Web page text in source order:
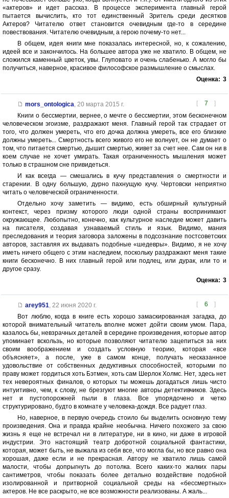
«актеров» и идет рассказ. В процессе эксперимента главный герой
пытается вычислить, кто тот единственный Зритель среди десятков
Актеров? Читателю ответ становится очевидным где-то в середине
повествования. Читателю очевидным, а герою почему-то нет...
В общем, идея книги мне показалась интересной, но, к сожалению,
идеей все и закончилось. На большее автора уже не хватило. В общем, не
сложился каменный цветок, увы. Глуповато и очень слабенько. А могло бы
получиться, наверное, красивое философское размышление о смыслах.
Оценка: 3
[ 7 ]
mors_ontologica 20 марта 2015 г.
Книги о бессмертии, вернее, о мечте о бессмертии, этом бесконечном
человеческом эгоизме, раздражают меня. Главный герой так страдает от
того, что должен умереть, что его дочка должна умереть, все его близкие
должны умереть... Смертность всего живого его не волнует, он не думает о
том, что питается смертью, дышит смертью, живет за счет нее. Сам он ни в
коем случае не хочет умирать. Такая ограниченность мышления может
только в страшном сне привидеться.
И как всегда — смешались в кучу представления о смертности и
старении. В одну большую, дурно пахнущую кучу. Чертовски неприятно
читать о человеческой ограниченности.
Отдельно хочу заметить — видимо, есть обширный культурный
контекст, через призму которого люди одной страны воспринимают
окружающее. Любопытно, конечно, как культурное наследие может давить
на писателя, создавая узнаваемый стиль и язык. Видимо, мания
преследования и теория заговора заложены в подсознание постсоветских
авторов, заставляя их выдавать подобные «шедевры». Видимо, я не хочу
иметь ничего общего с этим наследием, поскольку раздражают меня такие
книги бесконечно. В них главный герой или подлец, или дурак, или то и
другое сразу.
Оценка: 3
[ 6 ]
arey951 22 июня 2020 г.
Вот люблю, когда в книге есть хорошо замаскированная загадка, до
которой внимательный читатель вполне может дойти своим умом. Пара,
казалось бы, невзрачных деталей в середине произведения, которые автор
упоминает вскользь, но которые позволяют читателю зацепиться за них
своим воображением и создать условную теорию, которая «все
объясняет», а после, уже в самом конце, получать несказанное
удовольствие от собственных дедуктивных способностей, которыми по
праву может гордиться хоть Бэтмен, хоть сам Шерлок Холмс. Нет, здесь нет
тех невероятных финалов, о которых ты можешь догадаться лишь чисто
интуитивно, чем, к слову, не брезгуют многие авторы детективчиков. Здесь
нет и пустопорожней пыли в глаза. Все упорядочено и четко
структурировано, будто в комнате у человека-дождя. Все радует глаз.
Но, наверное, в первую очередь стоило бы выделить основную тему
произведения. Она и правда крайне необычна. Ничего похожего за свою
жизнь я еще не встречал ни в литературе, ни в кино, ни даже в игровой
индустрии. Это настоящий театр добротной социальной фантастики,
которая, может быть, не выжала из себя все, что могла бы, но все равно она
хорошая, даже если и не прекрасная. Автору не хватило лишь самой
малости, чтобы допрыгнуть до потолка. Всего каких-то жалких пары
сантиметров, чтобы показать более детально воздействие подобной
изолированной и притворной социальной среды на «бессмертных»
актеров. Не все раскрыто, не все возможности реализованы. А жаль...